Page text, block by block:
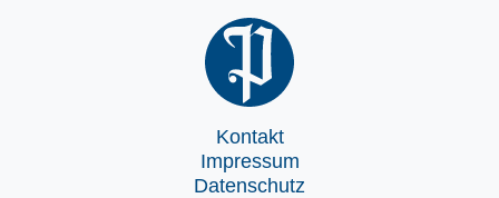
Kontakt
Impressum
Datenschutz